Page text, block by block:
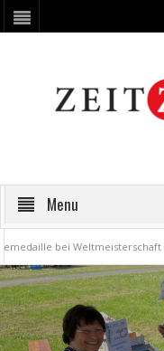
Menu
bei Weltmeisterschaft